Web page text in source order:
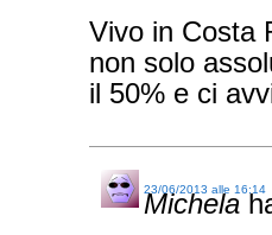
Vivo in Costa
non solo
il 50% e ci
Michela
23/06/2013 alle 16:14